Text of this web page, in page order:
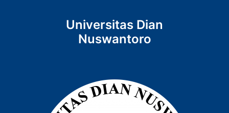
Universitas Dian
Nuswantoro